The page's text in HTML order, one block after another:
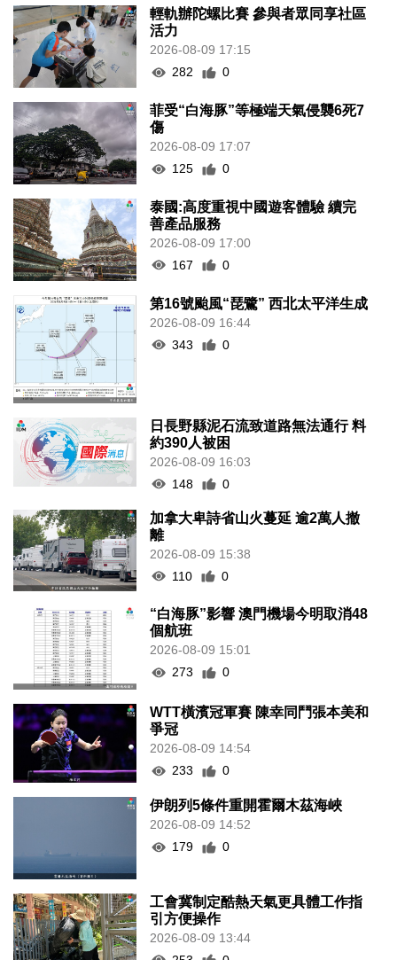
輕軌辦陀螺比賽 參與者眾同享社區
活力
2026-08-09 17:15
282
0
菲受“白海豚”等極端天氣侵襲6死7
傷
2026-08-09 17:07
125
0
泰國:高度重視中國遊客體驗 續完
善產品服務
2026-08-09 17:00
167
0
第16號颱風“琵鷺” 西北太平洋生成
2026-08-09 16:44
343
0
日長野縣泥石流致道路無法通行 料
約390人被困
2026-08-09 16:03
148
0
加拿大卑詩省山火蔓延 逾2萬人撤
離
2026-08-09 15:38
110
0
“白海豚”影響 澳門機場今明取消48
個航班
2026-08-09 15:01
273
0
WTT橫濱冠軍賽 陳幸同鬥張本美和
爭冠
2026-08-09 14:54
233
0
伊朗列5條件重開霍爾木茲海峽
2026-08-09 14:52
179
0
工會冀制定酷熱天氣更具體工作指
引方便操作
2026-08-09 13:44